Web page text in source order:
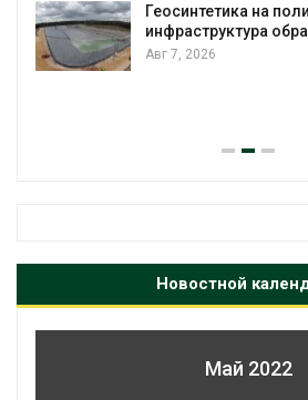
Геосинтетика на
инфраструктура
Авг 7, 2026
Новостной
Май 2022